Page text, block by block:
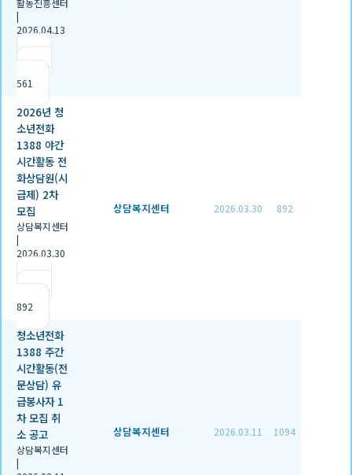
|
2026.04.13
조회
561
2026년 청
소년전화
1388 야간
시간활동 전
화상담원(시
급제) 2차
모집
상담복지센터
|
2026.03.30
|
조회
892
상담복지센터 2026.03.30 892
청소년전화
1388 주간
시간활동(전
문상담) 유
급봉사자 1
차 모집 취
소 공고
상담복지센터
|
상담복지센터 2026.03.11 1094